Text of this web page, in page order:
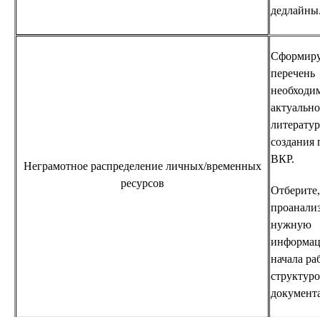
Неграмотное распределение личных/временных
ресурсов
перечень
создания
ВКР.
Отберите,
нужную
начала